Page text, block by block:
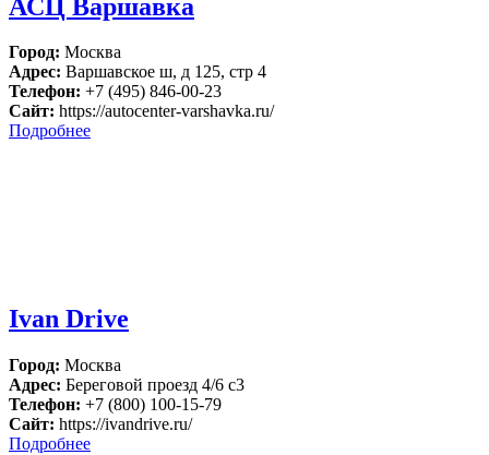
АСЦ Варшавка
Город: Москва
Адрес: Варшавское ш, д 125, стр 4
Телефон: +7 (495) 846-00-23
Сайт: https://autocenter-varshavka.ru/
Подробнее
Ivan Drive
Город: Москва
Адрес: Береговой проезд 4/6 с3
Телефон: +7 (800) 100-15-79
Сайт: https://ivandrive.ru/
Подробнее